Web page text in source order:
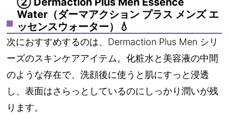
Water（ダーマアクション プラス メンズ エ
ッセンスウォーター）💧
次におすすめするのは、 Dermaction Plus Men シリ
ーズのスキンケアアイテム。化粧水と美容液の中間
のような存在で、洗顔後に使うと肌にすっと浸透
し、表面はさらっとしているのにしっかり潤いが残
ります。